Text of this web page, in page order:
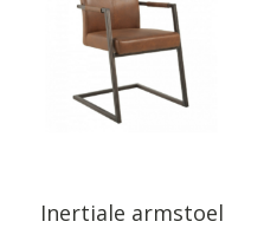
Inertiale armstoel